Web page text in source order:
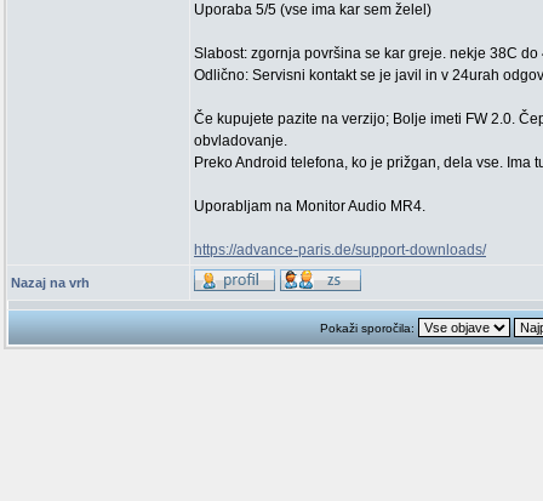
Uporaba 5/5 (vse ima kar sem želel)
Slabost: zgornja površina se kar greje. nekje 38C
Odlično: Servisni kontakt se je javil in v 24urah
Če kupujete pazite na verzijo; Bolje imeti FW 2.0.
obvladovanje.
Preko Android telefona, ko je prižgan, dela vse. Ima
Uporabljam na Monitor Audio MR4.
https://advance-paris.de/support-downloads/
Nazaj na vrh
Pokaži sporočila: